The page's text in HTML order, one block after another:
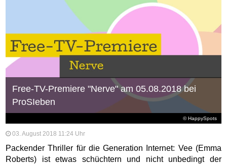
© HappySpots
Free-TV-Premiere "Nerve" am 05.08.2018 bei
ProSIeben
03. August 2018 11:24 Uhr
Packender Thriller für die Generation Internet: Vee (Emma
Roberts) ist etwas schüchtern und nicht unbedingt der